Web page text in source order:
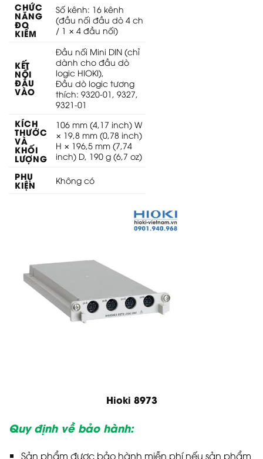
CHỨC
NĂNG
ĐO
KIỂM
Số kênh: 16 kênh
(đầu nối đầu dò 4 ch
/ 1 × 4 đầu nối)
KẾT
NỐI
ĐẦU
VÀO
Đầu nối Mini DIN (chỉ
dành cho đầu dò
logic HIOKI),
Đầu dò logic tương
thích: 9320-01, 9327,
9321-01
KÍCH
THƯỚC
VÀ
KHỐI
LƯỢNG
106 mm (4,17 inch) W
× 19,8 mm (0,78 inch)
H × 196,5 mm (7,74
inch) D, 190 g (6,7 oz)
PHỤ
KIỆN Không có
Hioki 8973
Quy định về bảo hành:
Sản phẩm được bảo hành miễn phí nếu sản phẩm